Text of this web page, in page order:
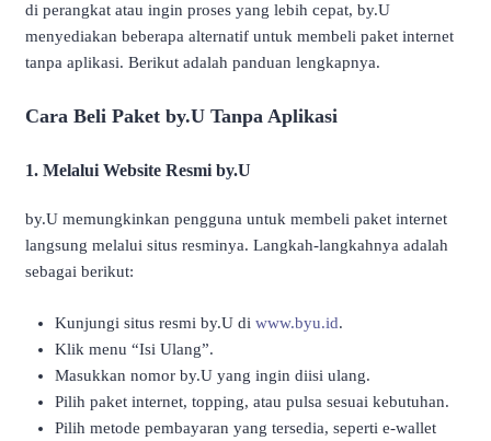
di perangkat atau ingin proses yang lebih cepat, by.U
menyediakan beberapa alternatif untuk membeli paket internet
tanpa aplikasi. Berikut adalah panduan lengkapnya.
Cara Beli Paket by.U Tanpa Aplikasi
1. Melalui Website Resmi by.U
by.U memungkinkan pengguna untuk membeli paket internet
langsung melalui situs resminya. Langkah-langkahnya adalah
sebagai berikut:
Kunjungi situs resmi by.U diwww.byu.id.
Klik menu “Isi Ulang”.
Masukkan nomor by.U yang ingin diisi ulang.
Pilih paket internet, topping, atau pulsa sesuai kebutuhan.
Pilih metode pembayaran yang tersedia, seperti e-wallet